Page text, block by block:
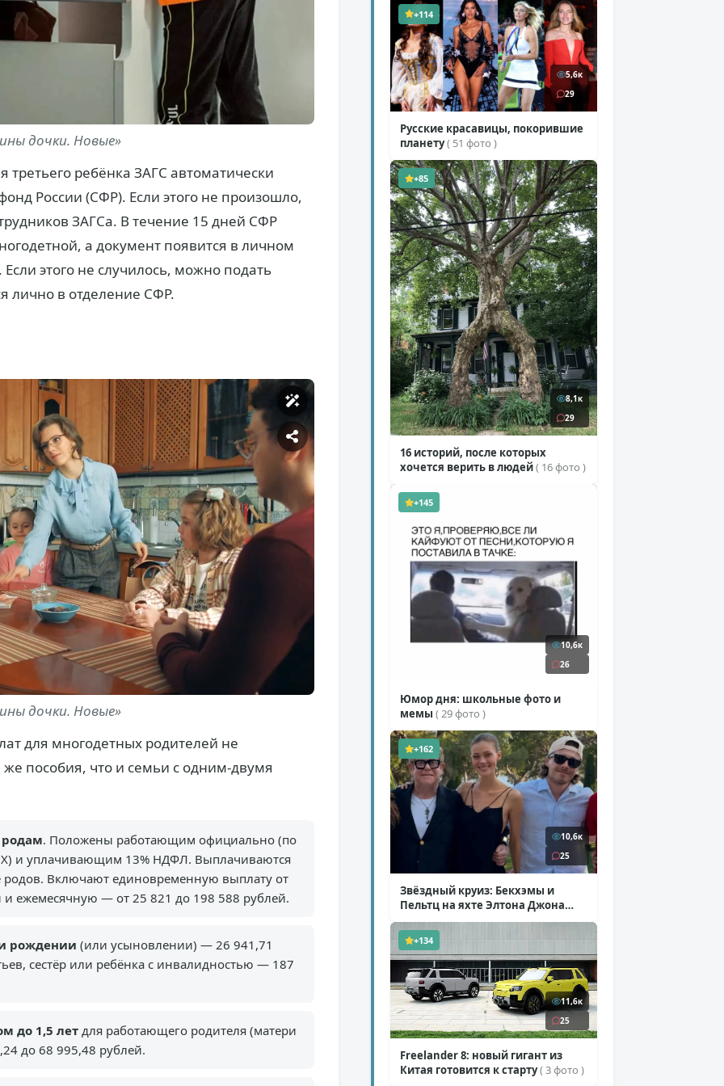
дочки. Новые»
ребёнка ЗАГС автоматически
России (СФР). Если этого не произошло,
ЗАГСа. В течение 15 дней СФР
а документ появится в личном
этого не случилось, можно подать
лично в отделение СФР.
дочки. Новые»
для многодетных родителей не
пособия, что и семьи с одним-двумя
. Положены работающим официально (по
и уплачивающим 13% НДФЛ. Выплачиваются
родов. Включают единовременную выплату от
ежемесячную — от 25 821 до 198 588 рублей.
рождении (или усыновлении) — 26 941,71
сестёр или ребёнка с инвалидностью — 187
до 1,5 лет для работающего родителя (матери
до 68 995,48 рублей.
+114
5,6к
29
Русские красавицы, покорившие
планету( 51 фото )
+85
8,1к
29
16 историй, после которых
хочется верить в людей( 16 фото )
+145
10,6к
26
Юмор дня: школьные фото и
мемы ( 29 фото )
+162
10,6к
25
Звёздный круиз: Бекхэмы и
Пельтц на яхте Элтона Джона
( 12 фото )
+134
11,6к
25
Freelander 8: новый гигант из
Китая готовится к старту( 3 фото )